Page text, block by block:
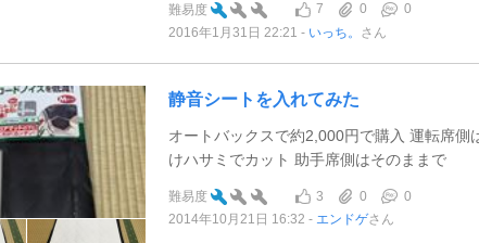
難易度 7 0
0
2016年1月31日 22:21
いっち。 さん
静音シートを入れてみた
オートバックスで約2,000円で購入 運転席側
けハサミでカット 助手席側はそのままで
難易度 3 0
0
2014年10月21日 16:32
エンドゲさん